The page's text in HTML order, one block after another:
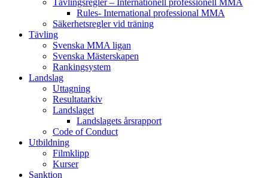
Tävlingsregler – Internationell professionell MMA
Rules- International professional MMA
Säkerhetsregler vid träning
Tävling
Svenska MMA ligan
Svenska Mästerskapen
Rankingsystem
Landslag
Uttagning
Resultatarkiv
Landslaget
Landslagets årsrapport
Code of Conduct
Utbildning
Filmklipp
Kurser
Sanktion